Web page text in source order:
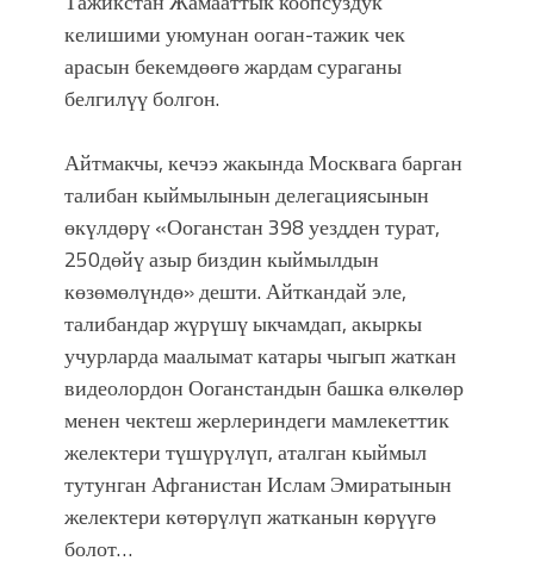
келишими уюмунан ооган-тажик чек
арасын бекемдөөгө жардам сураганы
белгилүү болгон.
Айтмакчы, кечээ жакында Москвага барган
талибан кыймылынын делегациясынын
өкүлдөрү «Ооганстан 398 уездден турат,
250дөйү азыр биздин кыймылдын
көзөмөлүндө» дешти. Айткандай эле,
талибандар жүрүшү ыкчамдап, акыркы
учурларда маалымат катары чыгып жаткан
видеолордон Ооганстандын башка өлкөлөр
менен чектеш жерлериндеги мамлекеттик
желектери түшүрүлүп, аталган кыймыл
тутунган Афганистан Ислам Эмиратынын
желектери көтөрүлүп жатканын көрүүгө
болот…